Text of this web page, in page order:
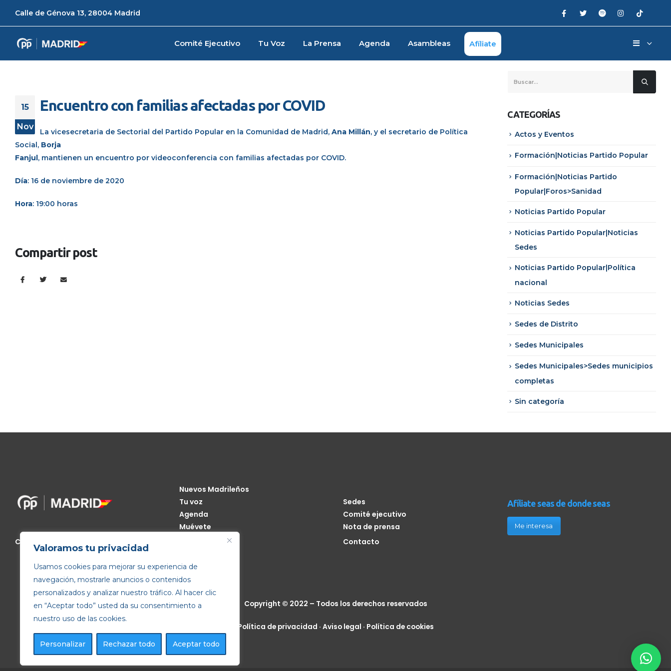
Valoramos tu privacidad
Usamos cookies para mejorar su experiencia de
navegación, mostrarle anuncios o contenidos
personalizados y analizar nuestro tráfico. Al hacer clic
en “Aceptar todo” usted da su consentimiento a
nuestro uso de las cookies.
Personalizar Rechazar todo Aceptar todo
Calle de Génova 13, 28004 Madrid
Comité Ejecutivo Tu Voz La Prensa Agenda Asambleas Afíliate
15
Nov
Encuentro con familias afectadas por COVID
La vicesecretaria de Sectorial del Partido Popular en la Comunidad de Madrid, Ana Millán, y el secretario de Política
Social, Borja
Fanjul, mantienen un encuentro por videoconferencia con familias afectadas por COVID.
Día: 16 de noviembre de 2020
Hora: 19:00 horas
Compartir post
CATEGORÍAS
Actos y Eventos
Formación|Noticias Partido Popular
Formación|Noticias Partido
Popular|Foros>Sanidad
Noticias Partido Popular
Noticias Partido Popular|Noticias
Sedes
Noticias Partido Popular|Política
nacional
Noticias Sedes
Sedes de Distrito
Sedes Municipales
Sedes Municipales>Sedes municipios
completas
Sin categoría
Calle de Génova, 13, 28004 Madrid
Nuevos Madrileños
Tu voz
Agenda
Muévete
Sedes
Comité ejecutivo
Nota de prensa
Contacto
Afíliate seas de donde seas
Me interesa
Copyright © 2022 – Todos los derechos reservados
Política de privacidad · Aviso legal · Política de cookies